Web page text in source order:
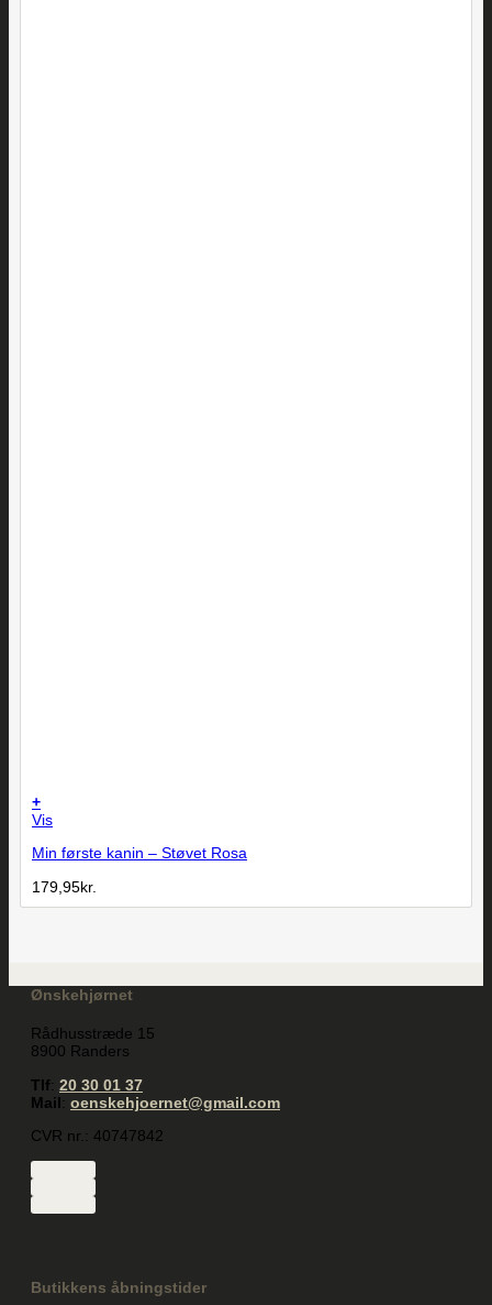
+
Vis
Min første kanin – Støvet Rosa
179,95kr.
Ønskehjørnet
Rådhusstræde 15
8900 Randers
Tlf: 20 30 01 37
Mail: oenskehjoernet@gmail.com
CVR nr.: 40747842
Butikkens åbningstider